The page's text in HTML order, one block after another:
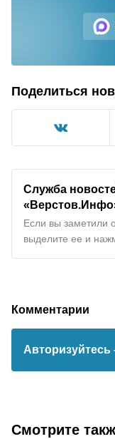
Поделиться
Служба
Если вы заметили
выделите ее и
Комментарии
Авторизуйтесь
Смотрите